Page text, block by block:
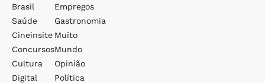
Brasil
Saúde
Cineinsite
Concursos
Cultura
Digital
Empregos
Gastronomia
Muito
Mundo
Opinião
Política